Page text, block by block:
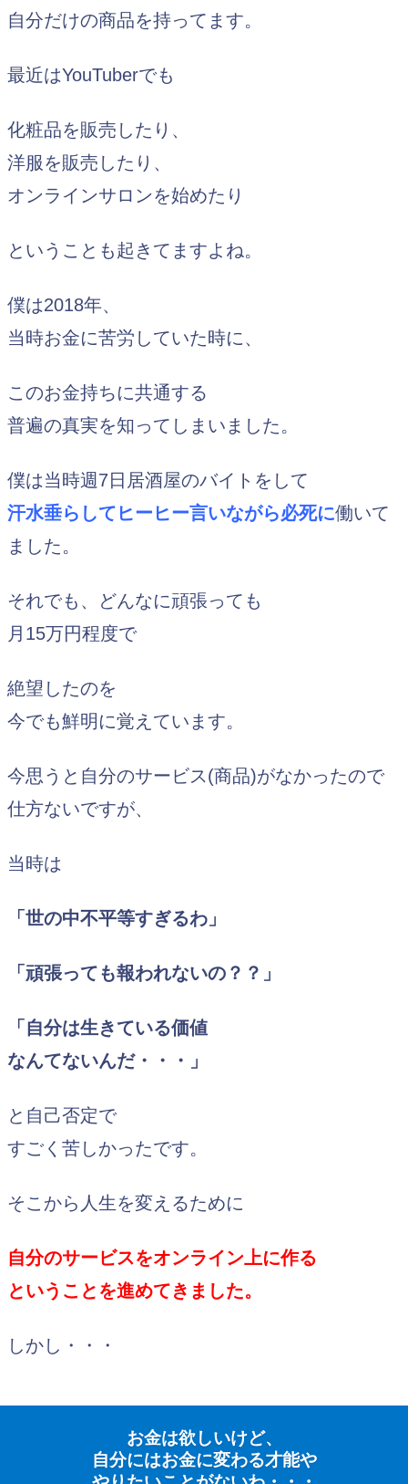
自分だけの商品を持ってます。
最近はYouTuberでも
化粧品を販売したり、
洋服を販売したり、
オンラインサロンを始めたり
ということも起きてますよね。
僕は2018年、
当時お金に苦労していた時に、
このお金持ちに共通する
普遍の真実を知ってしまいました。
僕は当時週7日居酒屋のバイトをして
汗水垂らしてヒーヒー言いながら必死に働いて
ました。
それでも、どんなに頑張っても
月15万円程度で
絶望したのを
今でも鮮明に覚えています。
今思うと自分のサービス(商品)がなかったので
仕方ないですが、
当時は
「世の中不平等すぎるわ」
「頑張っても報われないの？？」
「自分は生きている価値
なんてないんだ・・・」
と自己否定で
すごく苦しかったです。
そこから人生を変えるために
自分のサービスをオンライン上に作る
ということを進めてきました。
しかし・・・
お金は欲しいけど、
自分にはお金に変わる才能や